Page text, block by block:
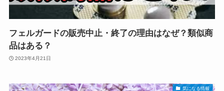
フェルガードの販売中止・終了の理由はなぜ？類似商
品はある？
2023年4月21日
気になる情報